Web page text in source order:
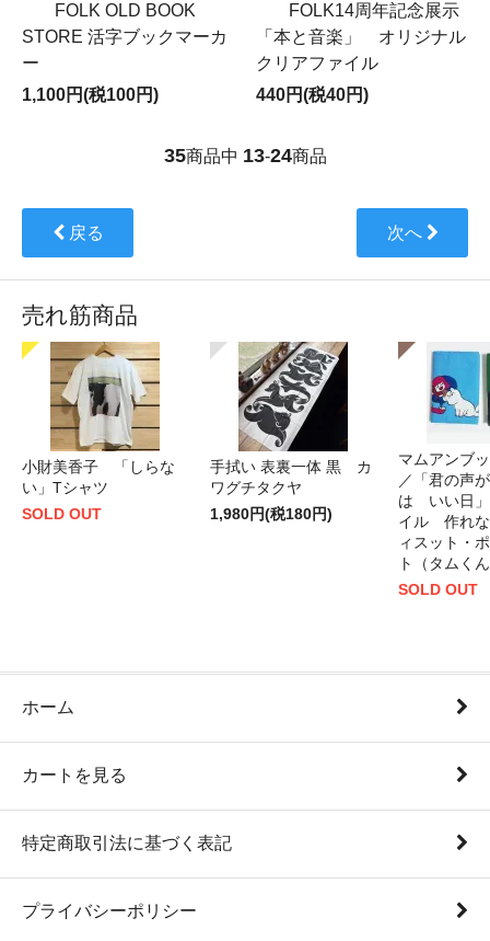
FOLK OLD BOOK
STORE 活字ブックマーカ
ー
1,100円(税100円)
FOLK14周年記念展示
「本と音楽」 オリジナル
クリアファイル
440円(税40円)
35商品中 13-24商品
戻る 次へ
売れ筋商品
小財美香子 「しらな
い」Tシャツ
SOLD OUT
手拭い 表裏一体 黒 カ
ワグチタクヤ
1,980円(税180円)
マムアンブ
／「君の声
は いい日」
イル 作れ
ィスット・
ト（タムく
SOLD OUT
ホーム
カートを見る
特定商取引法に基づく表記
プライバシーポリシー